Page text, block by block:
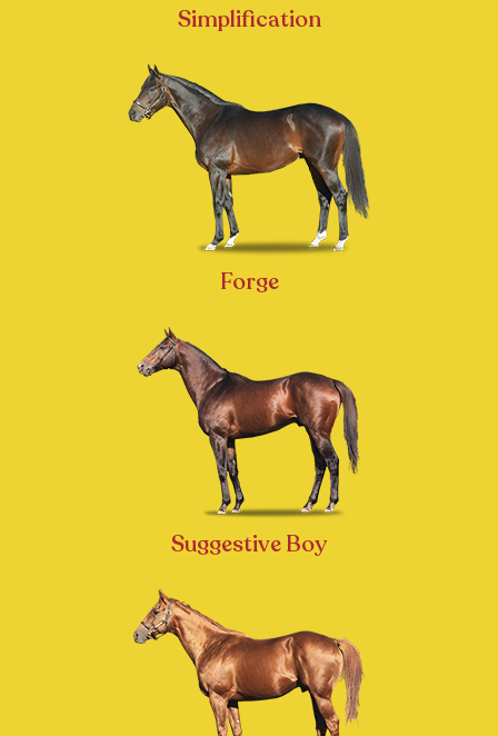
Simplification
Forge
Suggestive Boy